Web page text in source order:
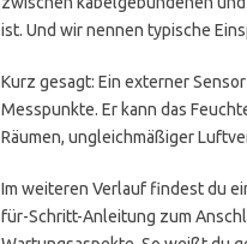
ist. Und wir nennen typische
Kurz gesagt: Ein externer
Messpunkte. Er kann das
Räumen, ungleichmäßiger
Im weiteren Verlauf findest du
für-Schritt-Anleitung zum